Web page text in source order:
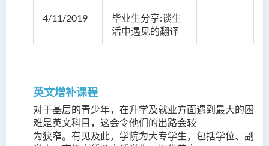
4/11/2019
毕业生分享:谈生
活中遇见的翻译
英文增补课程
对于基层的青少年，在升学及就业方面遇到最大的困
难是英文科目，这会令他们的出路会较
为狭窄。有见及此，学院为大专学生，包括学位、副